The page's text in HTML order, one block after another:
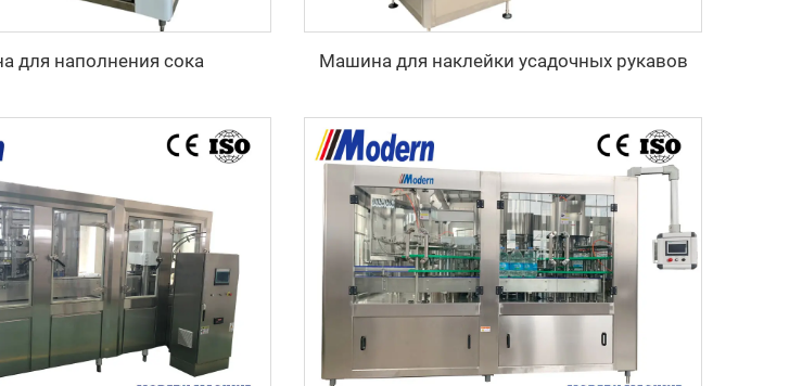
для наполнения сока Машина для наклейки усадочных рукавов